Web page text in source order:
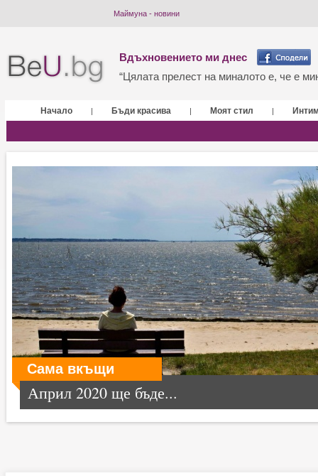
Маймуна - новини
Вдъхновението ми днес
“Цялата прелест на миналото е, че е
Начало | Бъди красива | Моят стил |
Сама вкъщи
Април 2020 ще бъде...